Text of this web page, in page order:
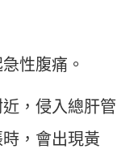
性腹痛。
，侵入總肝管
，會出現黃